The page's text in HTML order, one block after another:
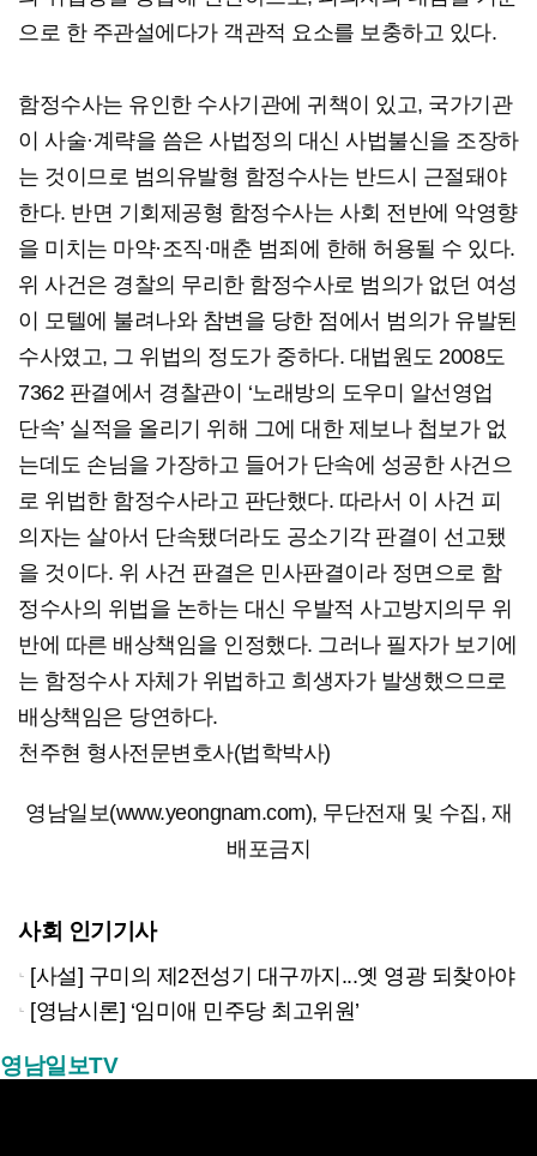
으로 한 주관설에다가 객관적 요소를 보충하고 있다.
함정수사는 유인한 수사기관에 귀책이 있고, 국가기관
이 사술·계략을 씀은 사법정의 대신 사법불신을 조장하
는 것이므로 범의유발형 함정수사는 반드시 근절돼야
한다. 반면 기회제공형 함정수사는 사회 전반에 악영향
을 미치는 마약·조직·매춘 범죄에 한해 허용될 수 있다.
위 사건은 경찰의 무리한 함정수사로 범의가 없던 여성
이 모텔에 불려나와 참변을 당한 점에서 범의가 유발된
수사였고, 그 위법의 정도가 중하다. 대법원도 2008도
7362 판결에서 경찰관이 ‘노래방의 도우미 알선영업
단속’ 실적을 올리기 위해 그에 대한 제보나 첩보가 없
는데도 손님을 가장하고 들어가 단속에 성공한 사건으
로 위법한 함정수사라고 판단했다. 따라서 이 사건 피
의자는 살아서 단속됐더라도 공소기각 판결이 선고됐
을 것이다. 위 사건 판결은 민사판결이라 정면으로 함
정수사의 위법을 논하는 대신 우발적 사고방지의무 위
반에 따른 배상책임을 인정했다. 그러나 필자가 보기에
는 함정수사 자체가 위법하고 희생자가 발생했으므로
배상책임은 당연하다.
천주현 형사전문변호사(법학박사)
영남일보(www.yeongnam.com), 무단전재 및 수집, 재
배포금지
사회 인기기사
[사설] 구미의 제2전성기 대구까지...옛 영광 되찾아야
[영남시론] ‘임미애 민주당 최고위원’
영남일보TV